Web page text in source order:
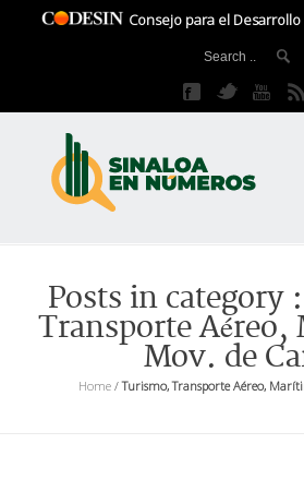
Consejo para el
Posts in category
Transporte
Mov. de
Home/Turismo, Transporte Aéreo,